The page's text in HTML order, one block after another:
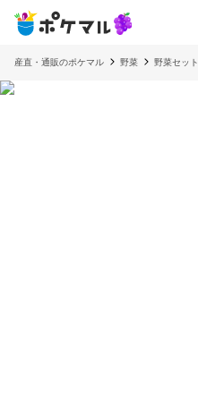
産直・通販のポケマル 野菜 野菜セット